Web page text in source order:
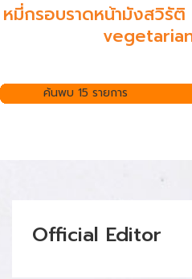
หมี่กรอบราดหน้ามังสวิรั
ค้นพบ 15 รายการ
Official Editor